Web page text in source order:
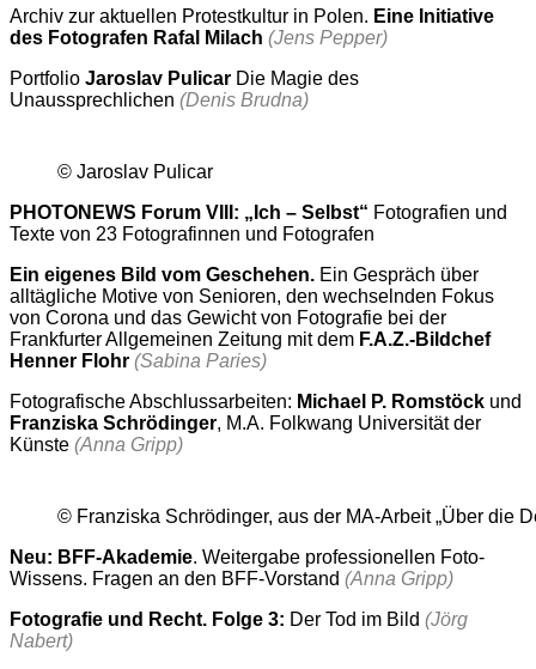
Archiv zur aktuellen Protestkultur in Polen. Eine Initiative
des Fotografen Rafal Milach (Jens Pepper)
Portfolio Jaroslav Pulicar Die Magie des
Unaussprechlichen (Denis Brudna)
© Jaroslav Pulicar
PHOTONEWS Forum VIII: „Ich – Selbst“ Fotografien und
Texte von 23 Fotografinnen und Fotografen
Ein eigenes Bild vom Geschehen. Ein Gespräch über
alltägliche Motive von Senioren, den wechselnden Fokus
von Corona und das Gewicht von Fotografie bei der
Frankfurter Allgemeinen Zeitung mit dem F.A.Z.-Bildchef
Henner Flohr (Sabina Paries)
Fotografische Abschlussarbeiten: Michael P. Romstöck und
Franziska Schrödinger, M.A. Folkwang Universität der
Künste (Anna Gripp)
© Franziska Schrödinger, aus der MA-Arbeit „Über die
Neu: BFF-Akademie. Weitergabe professionellen Foto-
Wissens. Fragen an den BFF-Vorstand (Anna Gripp)
Fotografie und Recht. Folge 3: Der Tod im Bild (Jörg
Nabert)